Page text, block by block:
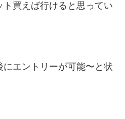
ト買えば行けると思ってい
エントリーが可能〜と状